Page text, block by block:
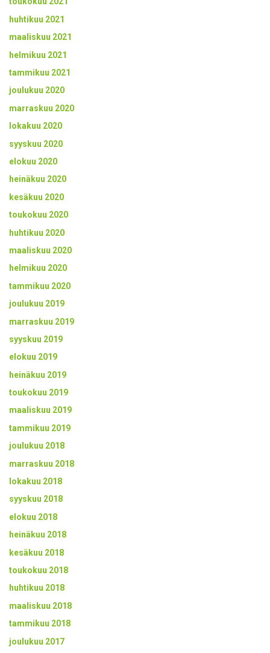
huhtikuu 2021
maaliskuu 2021
helmikuu 2021
tammikuu 2021
joulukuu 2020
marraskuu 2020
lokakuu 2020
syyskuu 2020
elokuu 2020
heinäkuu 2020
kesäkuu 2020
toukokuu 2020
huhtikuu 2020
maaliskuu 2020
helmikuu 2020
tammikuu 2020
joulukuu 2019
marraskuu 2019
syyskuu 2019
elokuu 2019
heinäkuu 2019
toukokuu 2019
maaliskuu 2019
tammikuu 2019
joulukuu 2018
marraskuu 2018
lokakuu 2018
syyskuu 2018
elokuu 2018
heinäkuu 2018
kesäkuu 2018
toukokuu 2018
huhtikuu 2018
maaliskuu 2018
tammikuu 2018
joulukuu 2017